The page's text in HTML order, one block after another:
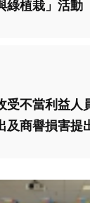
綠植栽」活動
受不當利益人
及商譽損害提